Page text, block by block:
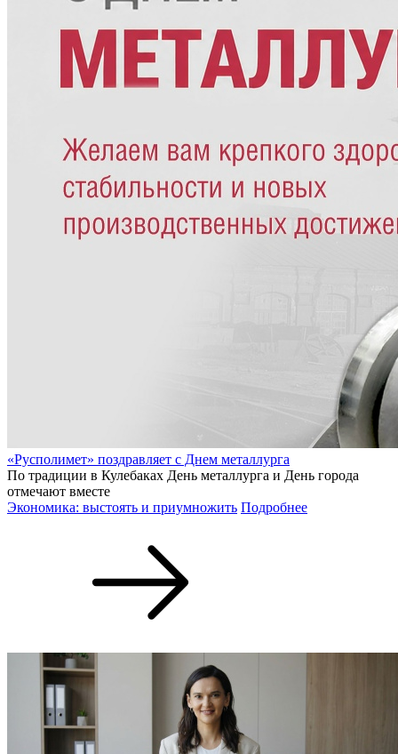
«Русполимет» поздравляет с Днем металлурга
По традиции в Кулебаках День металлурга и День города
отмечают вместе
Экономика: выстоять и приумножить Подробнее